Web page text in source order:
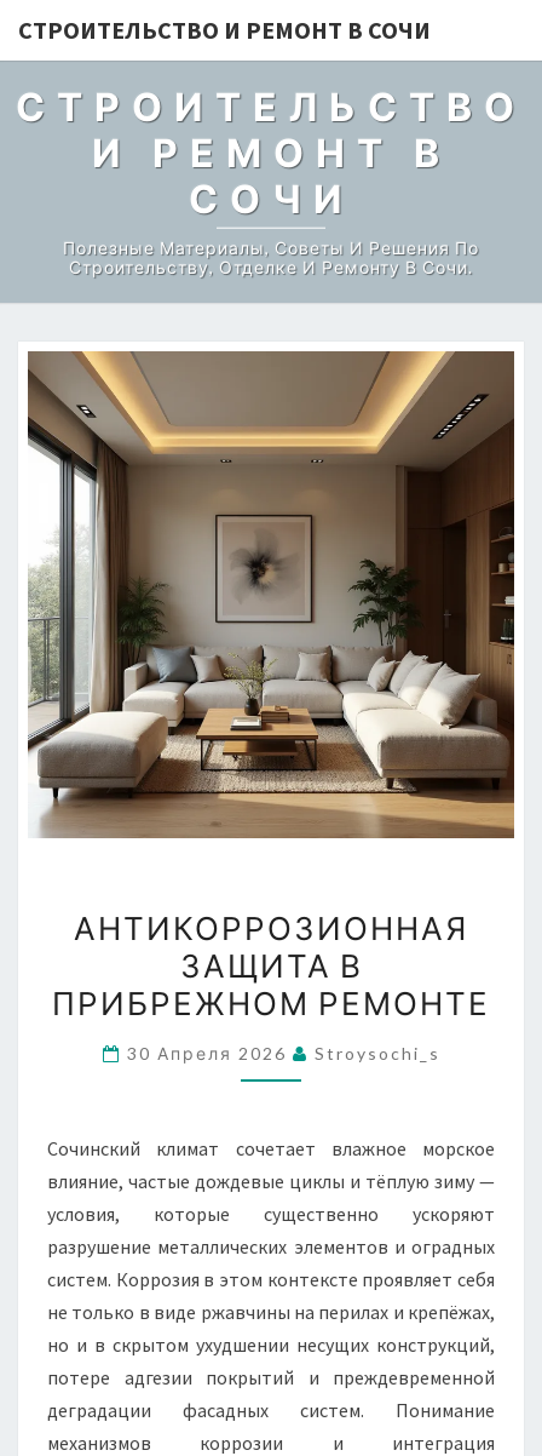
СТРОИТЕЛЬСТВО И РЕМОНТ В СОЧИ
СТРОИТЕЛЬСТВО
И РЕМОНТ В
СОЧИ
Полезные Материалы, Советы И Решения По
Строительству, Отделке И Ремонту В Сочи.
ЗАЩИТА
В
ПРИБРЕЖНОМ
АНТИКОРРОЗИОННАЯ
ЗАЩИТА В
ПРИБРЕЖНОМ РЕМОНТЕ
30 Апреля 2026 Stroysochi_s
Сочинский климат сочетает влажное морское
влияние, частые дождевые циклы и тёплую зиму —
условия, которые существенно ускоряют
разрушение металлических элементов и оградных
систем. Коррозия в этом контексте проявляет себя
не только в виде ржавчины на перилах и крепёжах,
но и в скрытом ухудшении несущих конструкций,
потере адгезии покрытий и преждевременной
деградации фасадных систем. Понимание
механизмов коррозии и интеграция